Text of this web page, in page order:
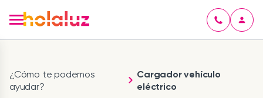
¿Cómo te podemos
ayudar?
Cargador vehículo
eléctrico